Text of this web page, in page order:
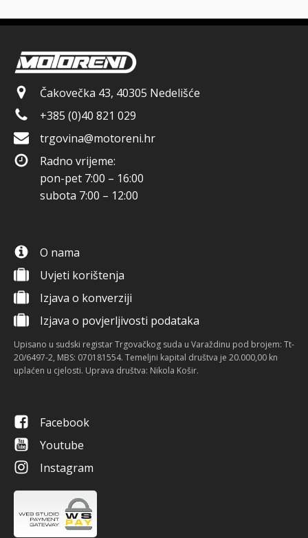
Čakovečka 43, 40305 Nedelišće
+385 (0)40 821 029
trgovina@motoreni.hr
Radno vrijeme:
pon-pet 7:00 – 16:00
subota 7:00 – 12:00
O nama
Uvjeti korištenja
Izjava o konverziji
Izjava o povjerljivosti podataka
Upisano u sudski registar Trgovačkog suda u Varaždinu pod brojem: Tt-
20/6497-2, MBS: 070181554. Temeljni kapital društva je 20.000,00 kn
uplaćen u cjelosti. Uprava društva: Nikola Košir.
Facebook
Youtube
Instagram